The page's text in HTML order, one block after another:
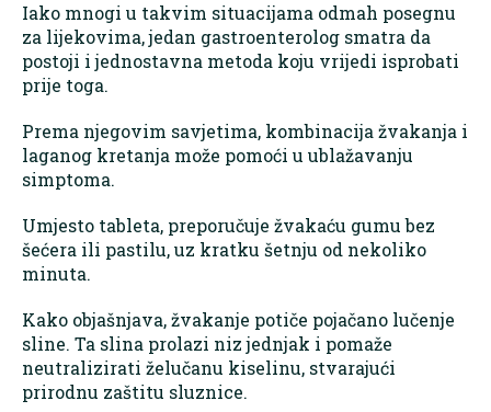
Iako mnogi u takvim situacijama odmah posegnu
za lijekovima, jedan gastroenterolog smatra da
postoji i jednostavna metoda koju vrijedi isprobati
prije toga.
Prema njegovim savjetima, kombinacija žvakanja i
laganog kretanja može pomoći u ublažavanju
simptoma.
Umjesto tableta, preporučuje žvakaću gumu bez
šećera ili pastilu, uz kratku šetnju od nekoliko
minuta.
Kako objašnjava, žvakanje potiče pojačano lučenje
sline. Ta slina prolazi niz jednjak i pomaže
neutralizirati želučanu kiselinu, stvarajući
prirodnu zaštitu sluznice.